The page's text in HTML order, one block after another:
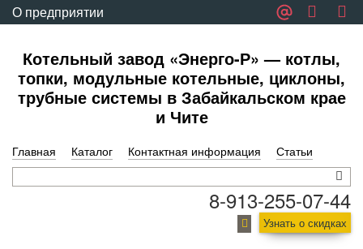
О предприятии
Котельный завод «Энерго-Р» — котлы,
топки, модульные котельные, циклоны,
трубные системы в Забайкальском крае
и Чите
Главная Каталог Контактная информация Статьи
8-913-255-07-44
Узнать о скидках